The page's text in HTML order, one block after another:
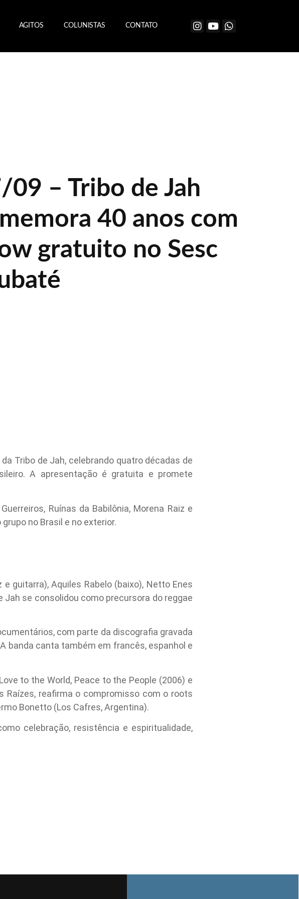
AGITOS COLUNISTAS CONTATO
09 – Tribo de Jah
40 anos com
gratuito no Sesc
Tribo de Jah, celebrando quatro décadas de
A apresentação é gratuita e promete
Ruínas da Babilônia, Morena Raiz e
no Brasil e no exterior.
guitarra), Aquiles Rabelo (baixo), Netto Enes
Jah se consolidou como precursora do reggae
com parte da discografia gravada
banda canta também em francês, espanhol e
to the World, Peace to the People (2006) e
Raízes, reafirma o compromisso com o roots
Bonetto (Los Cafres, Argentina).
celebração, resistência e espiritualidade,